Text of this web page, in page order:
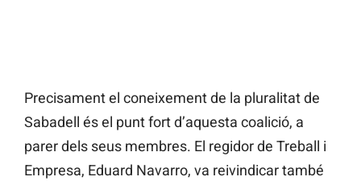
Precisament el coneixement de la pluralitat de
Sabadell és el punt fort d’aquesta coalició, a
parer dels seus membres. El regidor de Treball i
Empresa, Eduard Navarro, va reivindicar també